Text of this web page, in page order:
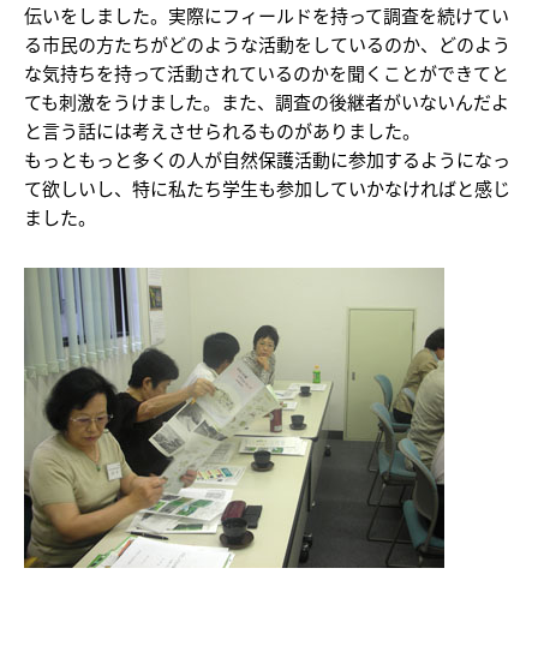
伝いをしました。実際にフィールドを持って調査を続けてい
る市民の方たちがどのような活動をしているのか、どのよう
な気持ちを持って活動されているのかを聞くことができてと
ても刺激をうけました。また、調査の後継者がいないんだよ
と言う話には考えさせられるものがありました。
もっともっと多くの人が自然保護活動に参加するようになっ
て欲しいし、特に私たち学生も参加していかなければと感じ
ました。